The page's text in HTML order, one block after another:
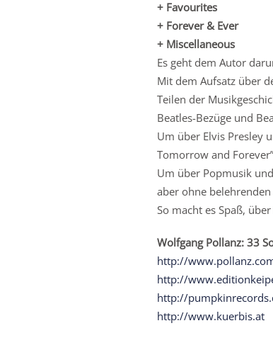
+ Favourites
+ Forever & Ever
+ Miscellaneous
Es geht dem Autor
Mit dem Aufsatz über
Teilen der
Beatles-Bezüge und
Um über Elvis Presley
Tomorrow and
Um über Popmusik
aber ohne
So macht es Spaß,
Wolfgang Pollanz: 33
http://
http://
http://
http://www.kuerbis.at